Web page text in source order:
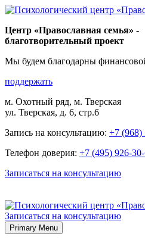
Skip
content
Центр «Православная семья» -
благотворительный проект
Мы будем благодарны
поддержать
м. Охотный ряд, м. Тверская
ул. Тверская, д. 6, стр.6
Запись на консультацию: +7 (968)
Телефон доверия: +7 (495) 926-
Записаться на консультацию
Записаться на консультацию
Primary Menu